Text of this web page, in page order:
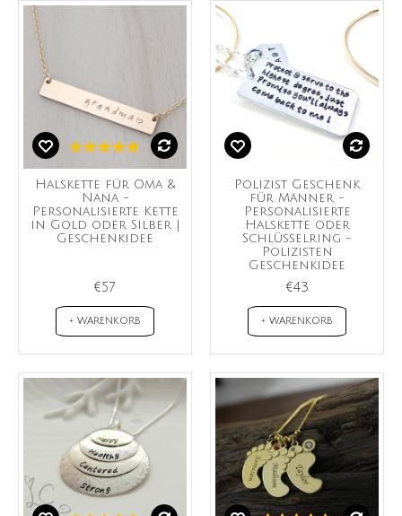
Halskette für Oma &
Nana -
Personalisierte Kette
in Gold oder Silber |
Geschenkidee
€57
+ WARENKORB
Polizist Geschenk
für Männer -
Personalisierte
Halskette oder
Schlüsselring -
Polizisten
Geschenkidee
€43
+ WARENKORB